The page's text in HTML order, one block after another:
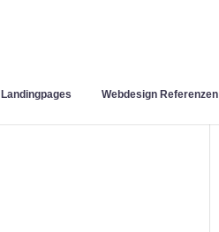
Landingpages Webdesign Referenzen